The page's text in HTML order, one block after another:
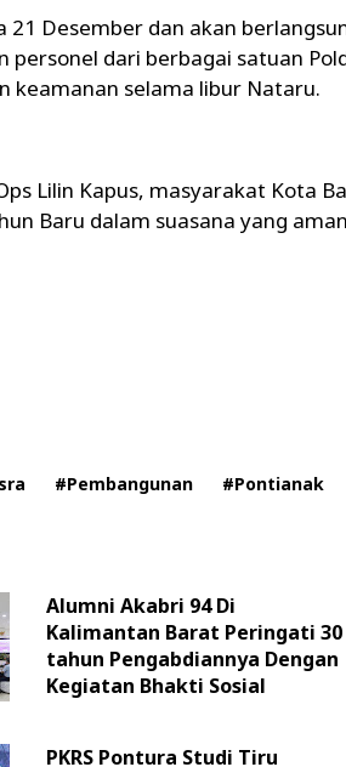
Desember dan akan
personel dari berbagai satuan
selama libur Nataru.
Lilin Kapus, masyarakat Kota
Baru dalam suasana yang
#Pembangunan #Pontianak
Alumni Akabri 94 Di
Kalimantan Barat Peringati 30
tahun Pengabdiannya Dengan
Kegiatan Bhakti Sosial
PKRS Pontura Studi Tiru